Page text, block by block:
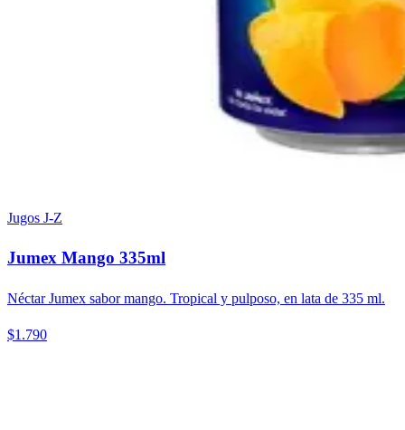
Jugos J-Z
Jumex Mango 335ml
Néctar Jumex sabor mango. Tropical y pulposo, en lata de 335 ml.
$1.790